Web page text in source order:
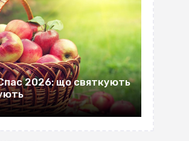
2026: що святкують